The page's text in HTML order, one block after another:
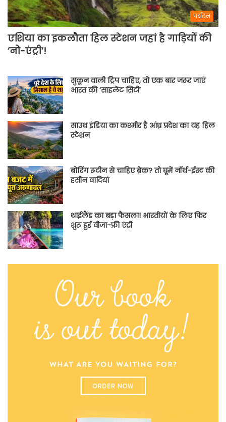
पर्यटन
एशिया का इकलौता हिल स्टेशन जहां है गाड़ियों की
‘नो-एंट्री’!
सुकून वाली ट्रिप चाहिए, तो एक बार जरूर जाएं
भारत की ‘साइलेंट सिटी’
साउथ इंडिया का कश्मीर है आंध्र प्रदेश का यह हिल
स्टेशन
बोरिंग रूटीन से चाहिए ब्रेक? तो घूमें नॉर्थ-ईस्ट की
हसीन वादियां
थाईलैंड का बड़ा फैसला! भारतीयों के लिए फिर
शुरू हुई वीजा-फ्री एंट्री